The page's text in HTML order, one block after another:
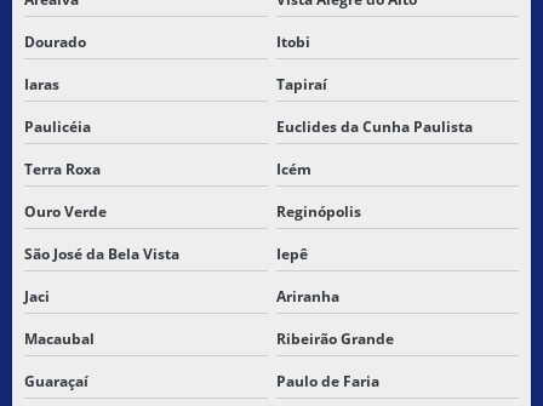
Dourado Itobi
Iaras Tapiraí
Paulicéia Euclides da Cunha Paulista
Terra Roxa Icém
Ouro Verde Reginópolis
São José da Bela Vista Iepê
Jaci Ariranha
Macaubal Ribeirão Grande
Guaraçaí Paulo de Faria